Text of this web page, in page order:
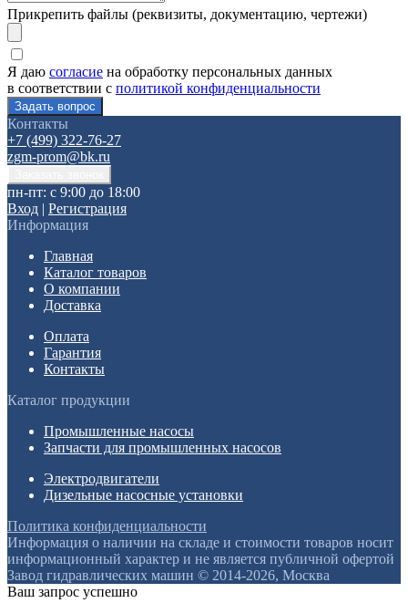
Прикрепить файлы (реквизиты, документацию, чертежи)
Я даю согласие на обработку персональных данных
в соответствии с политикой конфиденциальности
Контакты
+7 (499) 322-76-27
zgm-prom@bk.ru
пн-пт: с 9:00 до 18:00
Вход | Регистрация
Информация
Главная
Каталог товаров
О компании
Доставка
Оплата
Гарантия
Контакты
Каталог продукции
Промышленные насосы
Запчасти для промышленных насосов
Электродвигатели
Дизельные насосные установки
Политика конфиденциальности
Информация о наличии на складе и стоимости товаров носит
информационный характер и не является публичной офертой
Завод гидравлических машин © 2014-2026, Москва
Ваш запрос успешно